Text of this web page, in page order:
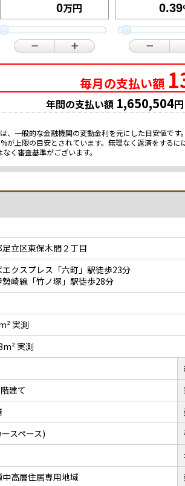
万円
毎月の支払い額
年間の支払い額 1,650,504
一般的な金融機関の変動金利を元にした目安値です。
上限の目安とされています。無理なく返済をするに
く審査基準がございます。
立区東保木間２丁目
エクスプレス「六町」駅徒歩23分
勢崎線「竹ノ塚」駅徒歩28分
実測
実測
建て
スペース)
高層住居専用地域